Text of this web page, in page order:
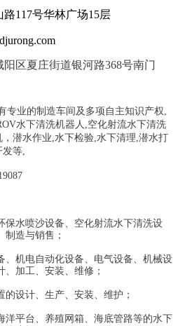
117号华林广场15层
区夏庄街道银河路368号南门
专业的制造车间及多项自主知识产权,
水下清洗机器人,空化射流水下清洗
， 潜水作业,水下检验,水下清理,潜水打
发等,
保水喷沙设备、空化射流水下清洗设
制造与销售；
、机电自动化设备、电气设备、机械设
加工、安装、维修；
的设计、生产、安装、维护；
洋平台、养殖网箱、海底管路等的水下